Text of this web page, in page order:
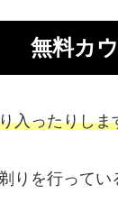
無料カ
入ったりしま
りを行って